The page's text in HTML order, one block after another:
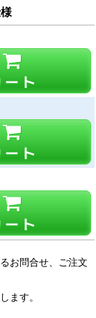
ート
ート
ート
お問合せ、ご注文
ます。